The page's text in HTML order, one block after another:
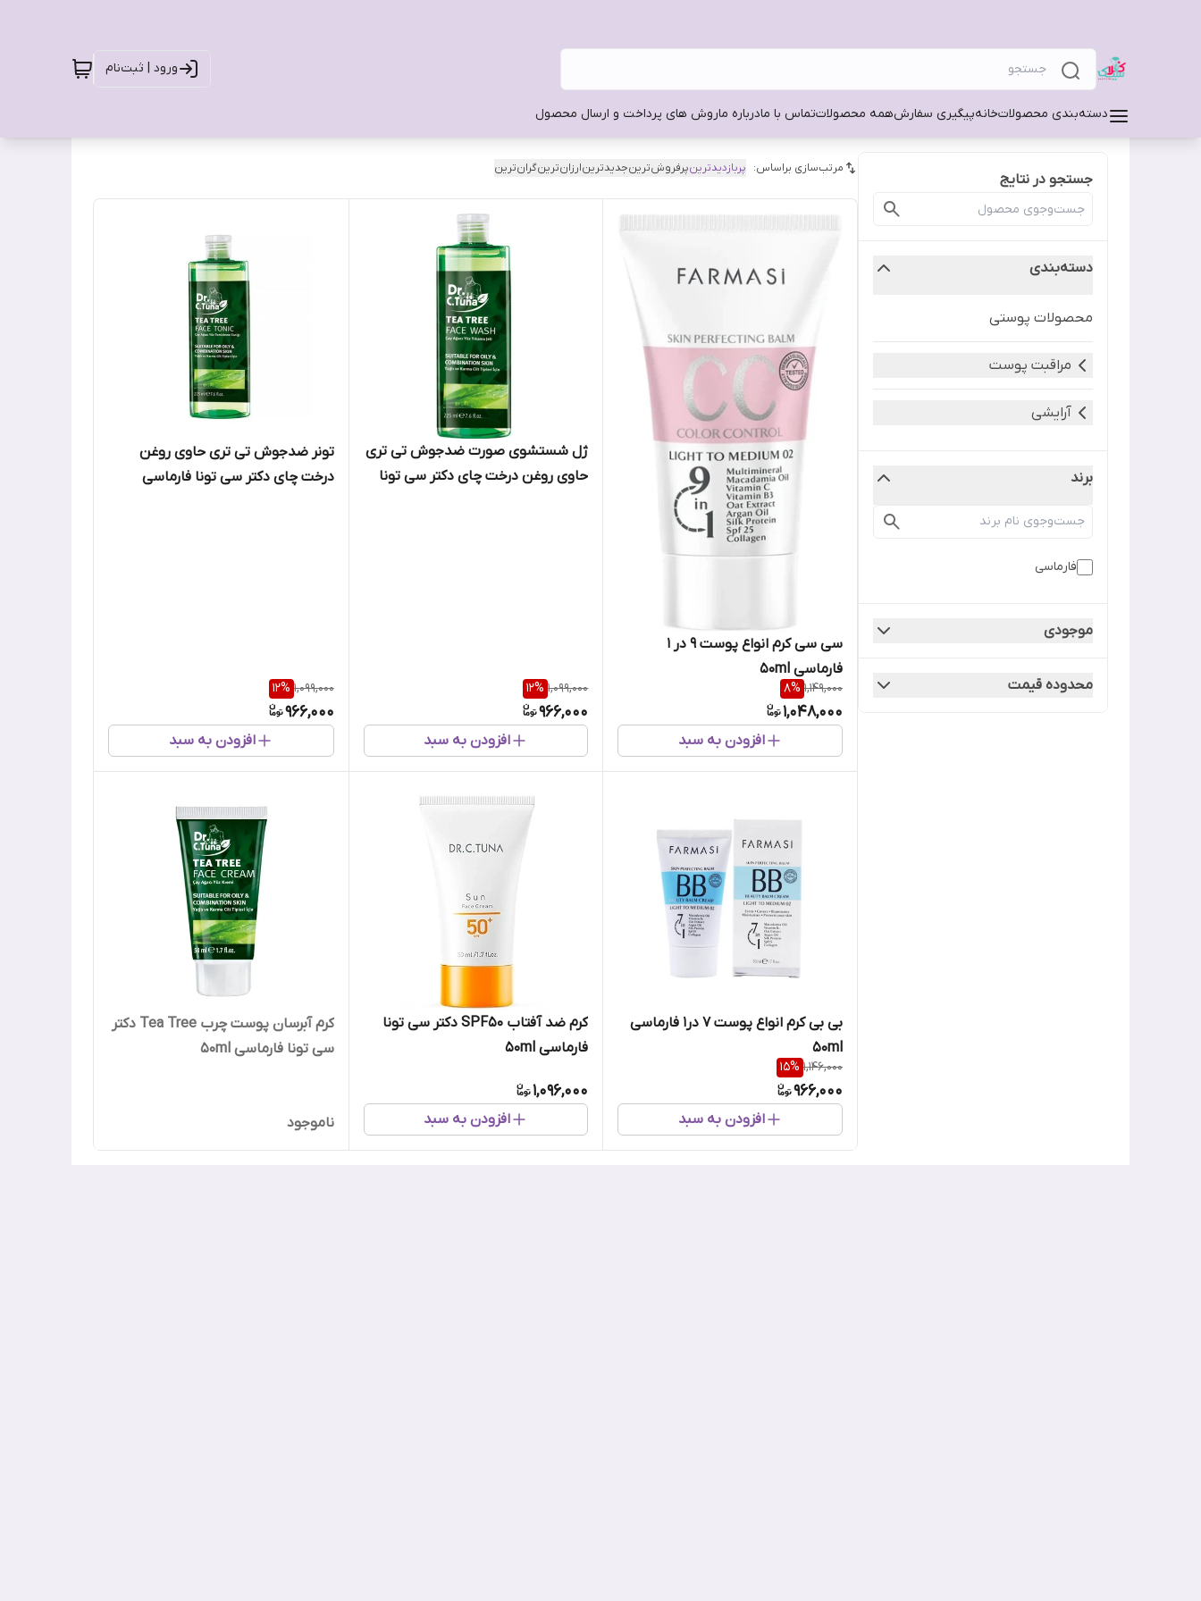
ورود | ثبت‌نام
دسته‌بندی محصولاتخانهپیگیری سفارشهمه محصولاتتماس با مادرباره ماروش های پرداخت و ارسال محصول
جستجو در نتایج
دسته‌بندی
محصولات پوستی
مراقبت پوست
آرایشی
برند
فارماسی
موجودی
محدوده قیمت
مرتب‌سازی براساس: پربازدیدترینپرفروش‌ترینجدیدترینارزان‌ترینگران‌ترین
سی سی کرم انواع پوست 9 در 1
فارماسی 50ml
1,149,000
8%
1,048,000
افزودن به سبد
ژل شستشوی صورت ضدجوش تی تری
حاوی روغن درخت چای دکتر سی تونا
1,099,000
12%
966,000
افزودن به سبد
تونر ضدجوش تی تری حاوی روغن
درخت چای دکتر سی تونا فارماسی
1,099,000
12%
966,000
افزودن به سبد
بی بی کرم انواع پوست 7 در1 فارماسی
50ml
1,146,000
15%
966,000
افزودن به سبد
کرم ضد آفتاب SPF50 دکتر سی تونا
فارماسی 50ml
1,096,000
افزودن به سبد
کرم آبرسان پوست چرب Tea Tree دکتر
سی تونا فارماسی 50ml
ناموجود